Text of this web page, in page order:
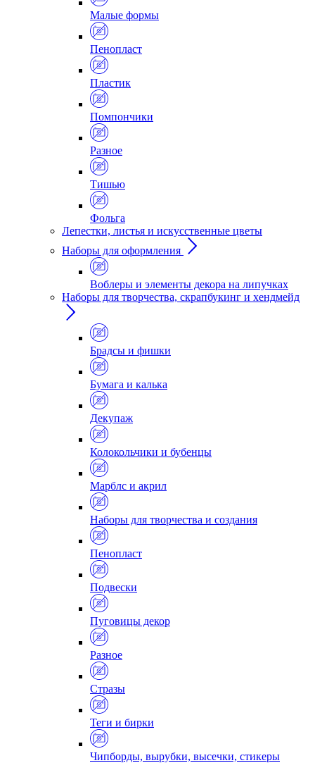
Малые формы
Пенопласт
Пластик
Помпончики
Разное
Тишью
Фольга
Лепестки, листья и искусственные цветы
Наборы для оформления
Воблеры и элементы декора на липучках
Наборы для творчества, скрапбукинг и хендмейд
Брадсы и фишки
Бумага и калька
Декупаж
Колокольчики и бубенцы
Марблс и акрил
Наборы для творчества и создания
Пенопласт
Подвески
Пуговицы декор
Разное
Стразы
Теги и бирки
Чипборды, вырубки, высечки, стикеры